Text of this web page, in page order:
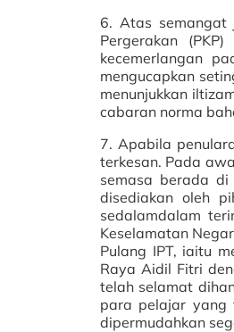
6. Atas semangat
Pergerakan
kecemerlangan
mengucapkan
menunjukkan
cabaran norma
7. Apabila
terkesan. Pada
semasa berada di
disediakan oleh
sedalamdalam
Keselamatan
Pulang IPT, iaitu
Raya Aidil Fitri
telah selamat
para pelajar yang
dipermudahkan